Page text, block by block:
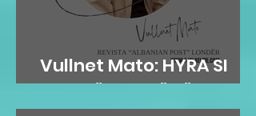
Vullnet Mato: HYRA SI
ZOG NË FOLENË TËNDE